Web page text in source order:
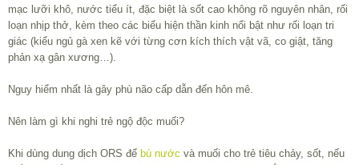
mạc lưỡi khô, nước tiểu ít, đặc biệt là sốt cao không rõ nguyên nhân, rối
loạn nhịp thở, kèm theo các biểu hiện thần kinh nổi bật như rối loạn tri
giác (kiểu ngủ gà xen kẽ với từng cơn kích thích vật vã, co giật, tăng
phản xạ gân xương…).
Nguy hiểm nhất là gây phù não cấp dẫn đến hôn mê.
Nên làm gì khi nghi trẻ ngộ độc muối?
Khi dùng dung dịch ORS để bù nước và muối cho trẻ tiêu chảy, sốt, nếu